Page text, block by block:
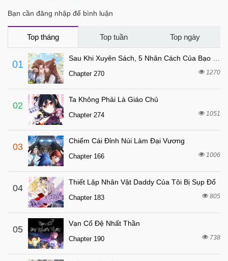
Chapter 35 6 tháng trước
Chapter 34
Chapter 33
Chapter 32
Chapter 31 6 tháng trước
Chapter 30
Chapter 29
Chapter 28
Chapter 27 6 tháng trước
Chapter 26 6 tháng trước
Chapter 25
Chapter 24 6 tháng trước
Chapter 23
Chapter 22 6 tháng trước
Bạn cần đăng nhập để bình luận
Top tháng Top tuần Top ngày
01
Chapter 270 1270
02
Ta Không Phải Là Giáo Chủ
Chapter 274 1051
03
Chiếm Cái Đỉnh Núi Làm Đại Vương
Chapter 166 1006
04
Thiết Lập Nhân Vật Daddy Của Tôi Bị Sụp Đổ
Chapter 183 805
05
Vạn Cổ Đệ Nhất Thần
Chapter 190 738